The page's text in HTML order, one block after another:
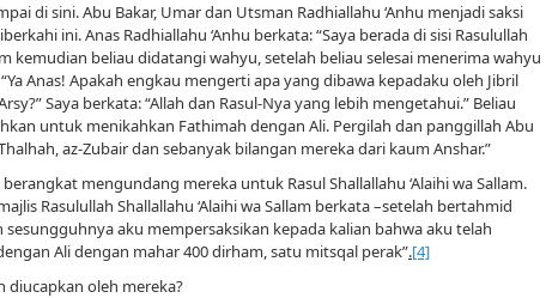
di sini. Abu Bakar, Umar dan Utsman Radhiallahu ‘Anhu menjadi saksi
ini. Anas Radhiallahu ‘Anhu berkata: “Saya berada di sisi Rasulullah
kemudian beliau didatangi wahyu, setelah beliau selesai menerima wahyu
Anas! Apakah engkau mengerti apa yang dibawa kepadaku oleh Jibril
Saya berkata: “Allah dan Rasul-Nya yang lebih mengetahui.” Beliau
untuk menikahkan Fathimah dengan Ali. Pergilah dan panggillah Abu
az-Zubair dan sebanyak bilangan mereka dari kaum Anshar.”
mengundang mereka untuk Rasul Shallallahu ‘Alaihi wa Sallam.
Rasulullah Shallallahu ‘Alaihi wa Sallam berkata –setelah bertahmid
sesungguhnya aku mempersaksikan kepada kalian bahwa aku telah
Ali dengan mahar 400 dirham, satu mitsqal perak”.[4]
diucapkan oleh mereka?